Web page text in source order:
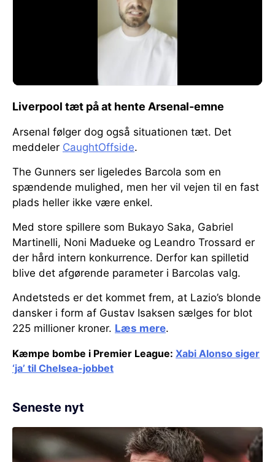
Liverpool tæt på at hente Arsenal-emne
Arsenal følger dog også situationen tæt. Det
meddeler CaughtOffside.
The Gunners ser ligeledes Barcola som en
spændende mulighed, men her vil vejen til en fast
plads heller ikke være enkel.
Med store spillere som Bukayo Saka, Gabriel
Martinelli, Noni Madueke og Leandro Trossard er
der hård intern konkurrence. Derfor kan spilletid
blive det afgørende parameter i Barcolas valg.
Andetsteds er det kommet frem, at Lazio’s blonde
dansker i form af Gustav Isaksen sælges for blot
225 millioner kroner. Læs mere.
Kæmpe bombe i Premier League: Xabi Alonso siger
‘ja’ til Chelsea-jobbet
Seneste nyt